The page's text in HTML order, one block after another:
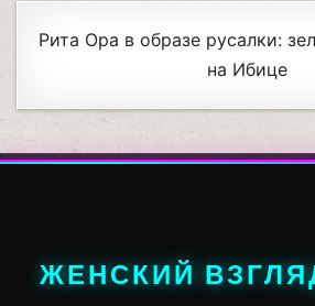
Рита Ора в образе русалки:
на Ибице
ЖЕНСКИЙ